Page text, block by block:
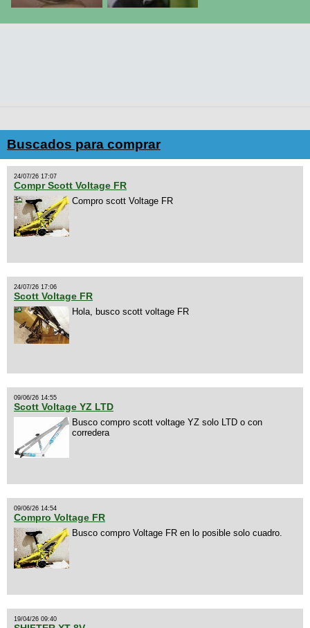
Buscados para comprar
24/07/26 17:07
Compr Scott Voltage FR
Compro scott Voltage FR
24/07/26 17:06
Scott Voltage FR
Hola, busco scott voltage FR
09/06/26 14:55
Scott Voltage YZ LTD
Busco compro scott voltage YZ solo LTD o con
corredera
09/06/26 14:54
Compro Voltage FR
Busco compro Voltage FR en lo posible solo cuadro.
19/04/26 09:40